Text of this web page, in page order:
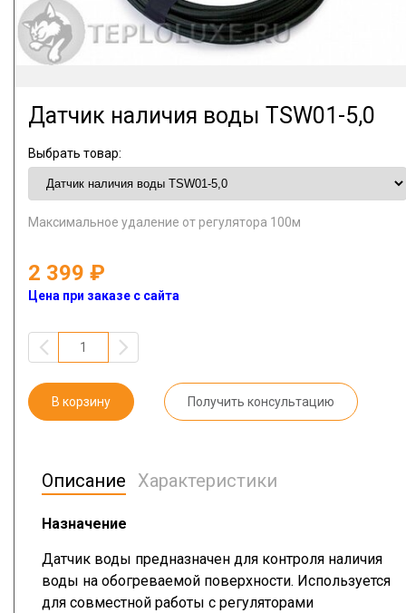
Датчик наличия воды TSW01-5,0
Выбрать товар:
Максимальное удаление от регулятора 100м
2 399
Цена при заказе с сайта
В корзину Получить консультацию
Описание Характеристики
Назначение
Датчик воды предназначен для контроля наличия
воды на обогреваемой поверхности. Используется
для совместной работы с регуляторами